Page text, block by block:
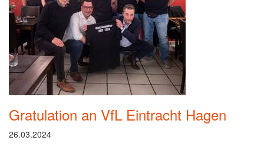
Gratulation an VfL Eintracht Hagen
26.03.2024